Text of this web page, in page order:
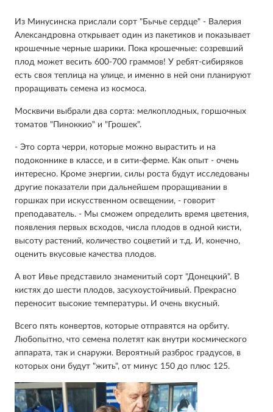
Из Минусинска прислали сорт "Бычье сердце" - Валерия
Александровна открывает один из пакетиков и показывает
крошечные черные шарики. Пока крошечные: созревший
плод может весить 600-700 граммов! У ребят-сибиряков
есть своя теплица на улице, и именно в ней они планируют
проращивать семена из космоса.
Москвичи выбрали два сорта: мелкоплодных, горшочных
томатов "Пиноккио" и "Грошек".
- Это сорта черри, которые можно вырастить и на
подоконнике в классе, и в сити-ферме. Как опыт - очень
интересно. Кроме энергии, силы роста будут исследованы
другие показатели при дальнейшем проращивании в
горшках при искусственном освещении, - говорит
преподаватель. - Мы сможем определить время цветения,
появления первых всходов, числа плодов в одной кисти,
высоту растений, количество соцветий и т.д. И, конечно,
оценить вкусовые качества плодов.
А вот Ивье представило знаменитый сорт "Донецкий". В
кистях до шести плодов, засухоустойчивый. Прекрасно
переносит высокие температуры. И очень вкусный.
Всего пять конвертов, которые отправятся на орбиту.
Любопытно, что семена полетят как внутри космического
аппарата, так и снаружи. Вероятный разброс градусов, в
которых они будут "жить", от минус 150 до плюс 125.